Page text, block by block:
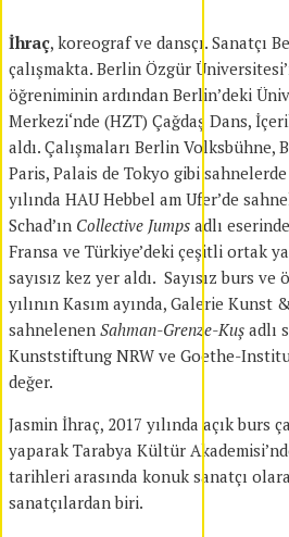
İhraç, koreograf ve dansçı. Sanatçı
çalışmakta. Berlin Özgür
öğreniminin ardından Berlin’deki
Merkezi‘nde (HZT) Çağdaş Dans,
aldı. Çalışmaları Berlin
Paris, Palais de Tokyo gibi
yılında HAU Hebbel am Ufer’de
Schad’ın Collective Jumps adlı
Fransa ve Türkiye’deki çeşitli ortak
sayısız kez yer aldı. Sayısız burs
yılının Kasım ayında, Galerie Kunst
sahnelenen Sahman-Grenze-Kuş adlı
Kunststiftung NRW ve Goethe-
değer.
Jasmin İhraç, 2017 yılında açık burs
yaparak Tarabya Kültür
tarihleri arasında konuk sanatçı
sanatçılardan biri.